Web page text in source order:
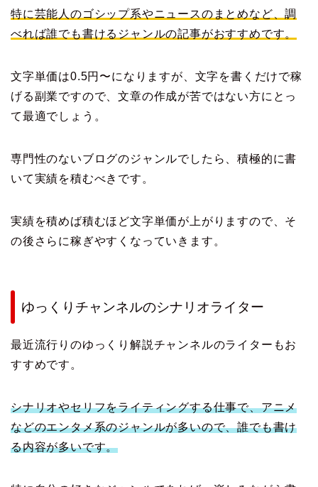
特に芸能人のゴシップ系やニュースのまとめなど、調
べれば誰でも書けるジャンルの記事がおすすめです。
文字単価は0.5円〜になりますが、文字を書くだけで稼
げる副業ですので、文章の作成が苦ではない方にとっ
て最適でしょう。
専門性のないブログのジャンルでしたら、積極的に書
いて実績を積むべきです。
実績を積めば積むほど文字単価が上がりますので、そ
の後さらに稼ぎやすくなっていきます。
ゆっくりチャンネルのシナリオライター
最近流行りのゆっくり解説チャンネルのライターもお
すすめです。
シナリオやセリフをライティングする仕事で、アニメ
などのエンタメ系のジャンルが多いので、誰でも書け
る内容が多いです。